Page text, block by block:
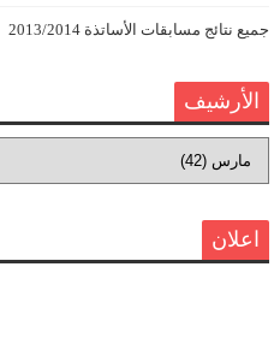
جميع نتائج مسابقات الأساتذة 2013/2014
الأرشيف
اعلان